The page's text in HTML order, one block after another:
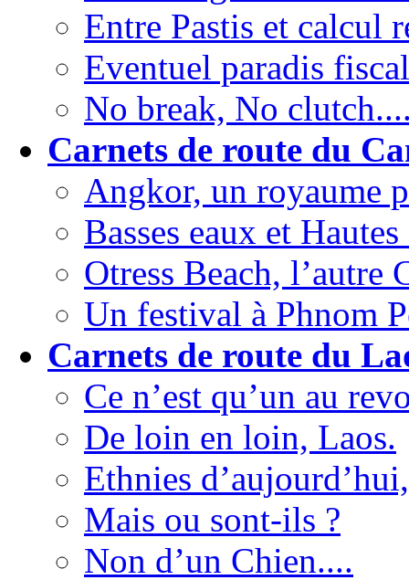
Entre Pastis et calcul
Eventuel paradis
No break, No
Carnets de route du
Angkor, un royaume
Basses eaux et
Otress Beach, l’autre
Un festival à Phnom
Carnets de route du
Ce n’est qu’un au
De loin en loin, Laos.
Ethnies
Mais ou sont-ils ?
Non d’un Chien....